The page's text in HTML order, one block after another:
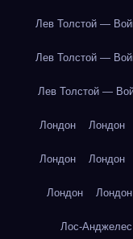
Лев Толстой —
Лев Толстой —
Лев Толстой —
Лондон Лондон
Лондон Лондон
Лондон Лондон
Лос-Анджелес